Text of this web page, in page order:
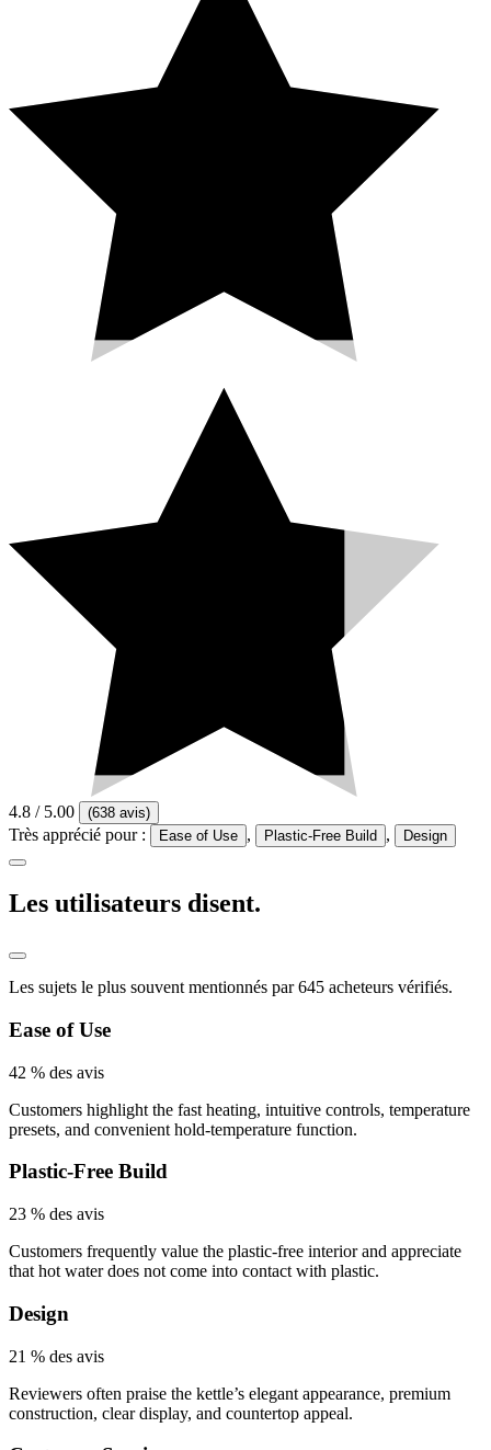
4.8 / 5.00 (638 avis)
Très apprécié pour : Ease of Use , Plastic-Free Build , Design
Les utilisateurs disent.
Les sujets le plus souvent mentionnés par 645 acheteurs vérifiés.
Ease of Use
42 % des avis
Customers highlight the fast heating, intuitive controls, temperature
presets, and convenient hold-temperature function.
Plastic-Free Build
23 % des avis
Customers frequently value the plastic-free interior and appreciate
that hot water does not come into contact with plastic.
Design
21 % des avis
Reviewers often praise the kettle’s elegant appearance, premium
construction, clear display, and countertop appeal.